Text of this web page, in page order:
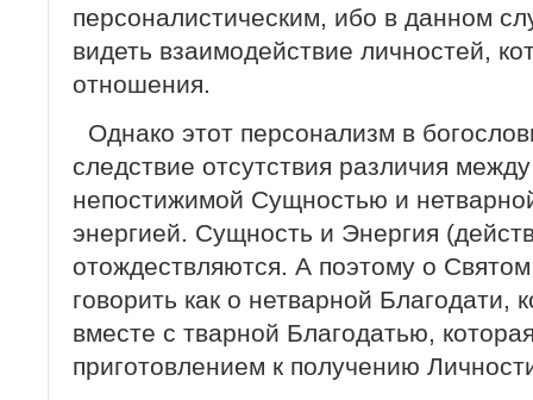
персоналистическим, ибо в данном
видеть взаимодействие личностей,
отношения.
Однако этот персонализм в
следствие отсутствия различия между
непостижимой Сущностью и
энергией. Сущность и Энергия
отождествляются. А поэтому о
говорить как о нетварной Благодати,
вместе с тварной Благодатью,
приготовлением к получению